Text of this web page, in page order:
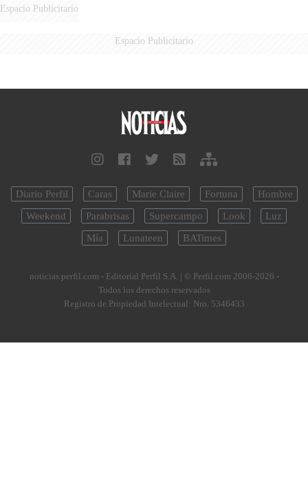
Espacio Publicitario
Espacio Publicitario
Diario Perfil Caras Marie Claire Fortuna
Hombre
Weekend
Parabrisas Supercampo Look
Luz
Mía
Lunateen BATimes
noticias.perfil.com - Editorial Perfil S.A. | © Perfil.com 2006-2026 -
Todos los derechos reservados
Registro de Propiedad Intelectual: Nro. 5346433